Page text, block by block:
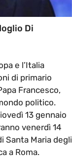
Di
e l’Italia
di primario
Francesco,
politico.
13 gennaio
venerdì 14
Santa Maria degli
a Roma.